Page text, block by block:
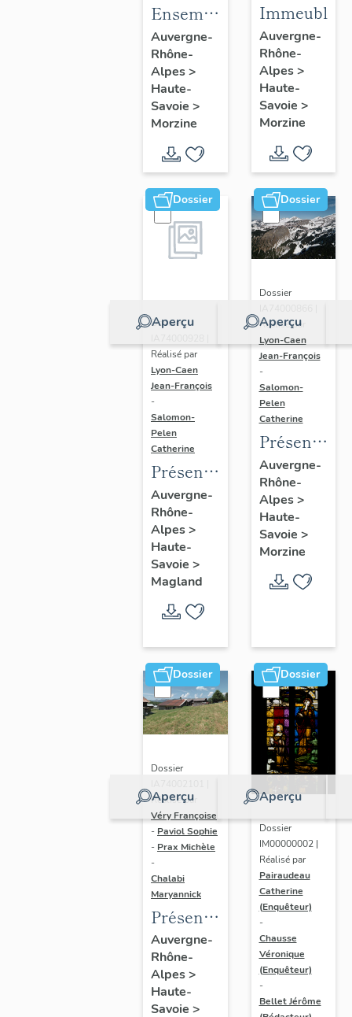
Ensemble
du génie
civil ;
galerie
marchande ;
établissement
administratif ;
salle de
spectacle
Auvergne-
Rhône-
Alpes>
Haute-
Savoie >
Morzine
Immeubles
Auvergne-
Rhône-
Alpes>
Haute-
Savoie >
Morzine
Dossier
Aperçu
Dossier
Réalisé par
Lyon-Caen
Jean-François
-
Salomon-
Pelen
Catherine
Présentation
de la
commune
de
Magland
Auvergne-
Rhône-
Alpes>
Haute-
Savoie >
Magland
Dossier
Aperçu
Dossier
Réalisé par
Lyon-Caen
Jean-François
-
Salomon-
Pelen
Catherine
de l'aire
d'étude
d'Avoriaz
Auvergne-
Rhône-
Alpes>
Haute-
Savoie >
Morzine
Dossier
Aperçu
Dossier
Réalisé par
Véry Françoise
- Paviol Sophie
- Prax Michèle
-
Chalabi
Maryannick
Présentation
de l'aire
d'étude
Megève
Auvergne-
Rhône-
Alpes>
Haute-
Savoie >
Dossier
Aperçu
Dossier
IM00000002 |
Réalisé par
Pairaudeau
Catherine
(Enquêteur)
-
Chausse
Véronique
(Enquêteur)
-
Bellet Jérôme